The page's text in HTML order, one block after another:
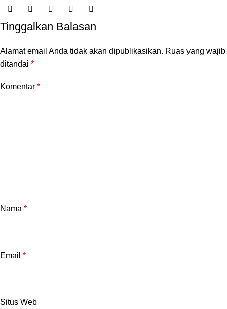
Tinggalkan Balasan
Alamat email Anda tidak akan dipublikasikan. Ruas yang wajib
ditandai *
Komentar *
Nama *
Email *
Situs Web